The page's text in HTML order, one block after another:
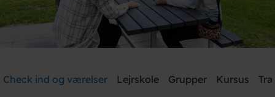
Brug for hjælp? Ring+45 8682 3642
Check ind og værelser Lejrskole Grupper Kursus